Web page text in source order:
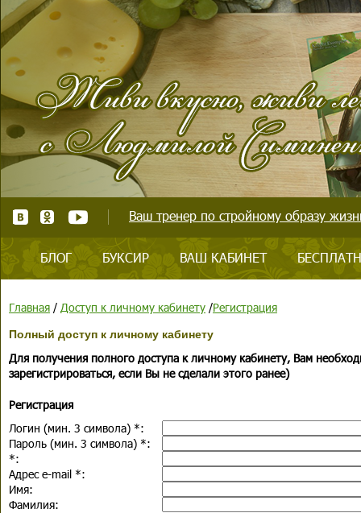
Ваш тренер по стройному образу
БЛОГ БУКСИР ВАШ КАБИНЕТ
Главная / Доступ к личному кабинету /Регистрация
Полный доступ к личному кабинету
Для получения полного доступа к личному кабинету, Вам
зарегистрироваться, если Вы не сделали этого ранее)
Регистрация
Логин (мин. 3 символа) *:
Пароль (мин. 3 символа) *:
*:
Адрес e-mail *:
Имя:
Фамилия: